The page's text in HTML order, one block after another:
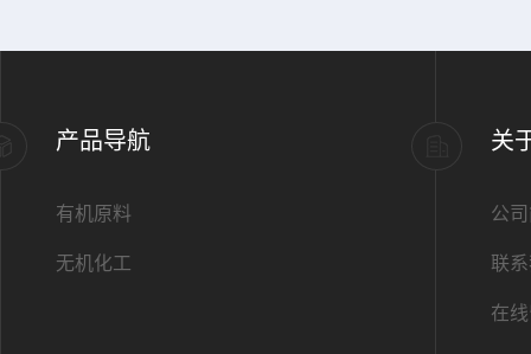
产品导航
有机原料
无机化工
关
公
联
在